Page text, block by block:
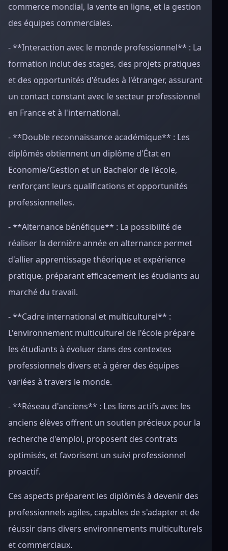
commerce mondial, la vente en ligne, et la gestion
des équipes commerciales.
- **Interaction avec le monde professionnel** : La
formation inclut des stages, des projets pratiques
et des opportunités d'études à l'étranger, assurant
un contact constant avec le secteur professionnel
en France et à l'international.
- **Double reconnaissance académique** : Les
diplômés obtiennent un diplôme d'État en
Economie/Gestion et un Bachelor de l'école,
renforçant leurs qualifications et opportunités
professionnelles.
- **Alternance bénéfique** : La possibilité de
réaliser la dernière année en alternance permet
d'allier apprentissage théorique et expérience
pratique, préparant efficacement les étudiants au
marché du travail.
- **Cadre international et multiculturel** :
L'environnement multiculturel de l'école prépare
les étudiants à évoluer dans des contextes
professionnels divers et à gérer des équipes
variées à travers le monde.
- **Réseau d'anciens** : Les liens actifs avec les
anciens élèves offrent un soutien précieux pour la
recherche d'emploi, proposent des contrats
optimisés, et favorisent un suivi professionnel
proactif.
Ces aspects préparent les diplômés à devenir des
professionnels agiles, capables de s'adapter et de
réussir dans divers environnements multiculturels
et commerciaux.